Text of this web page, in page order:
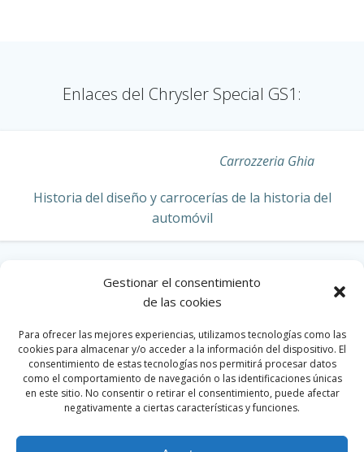
Gestionar el consentimiento
de las cookies
Para ofrecer las mejores experiencias, utilizamos tecnologías como las
cookies para almacenar y/o acceder a la información del dispositivo. El
consentimiento de estas tecnologías nos permitirá procesar datos
como el comportamiento de navegación o las identificaciones únicas
en este sitio. No consentir o retirar el consentimiento, puede afectar
negativamente a ciertas características y funciones.
Enlaces del Chrysler Special GS1 :
Carrozzeria Ghia
Historia del diseño y carrocerías de la historia del
automóvil
CHRYSLER
HOME